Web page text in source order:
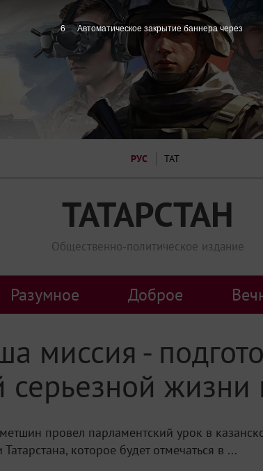
РУС ТАТ
ТАТАРСТАН
Общественно-политическое издание
Разумное Доброе
миссия -
провел парламентский урок в
которое будет отмечаться в ...
5 Автоматическое закрытие баннера через